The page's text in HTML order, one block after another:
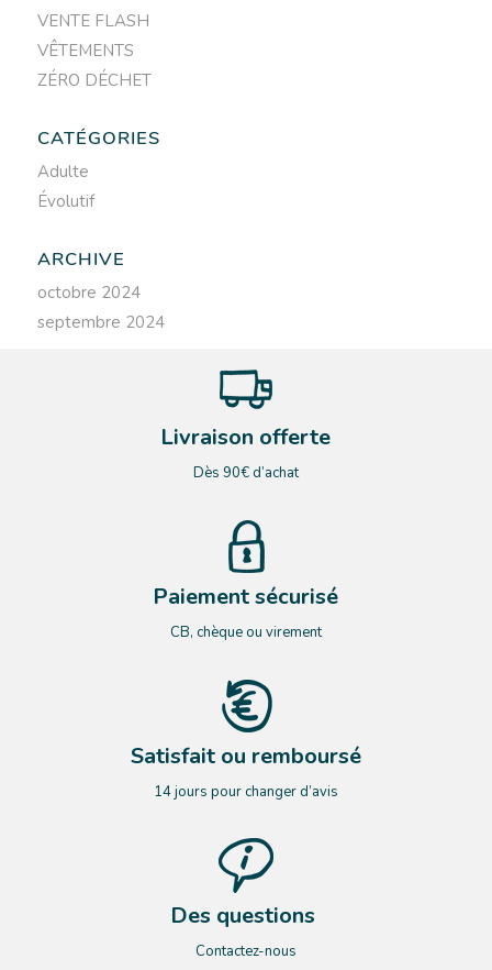
VENTE FLASH
VÊTEMENTS
ZÉRO DÉCHET
CATÉGORIES
Adulte
Évolutif
ARCHIVE
octobre 2024
septembre 2024
Livraison offerte
Dès 90€ d’achat
Paiement sécurisé
CB, chèque ou virement
Satisfait ou remboursé
14 jours pour changer d’avis
Des questions
Contactez-nous